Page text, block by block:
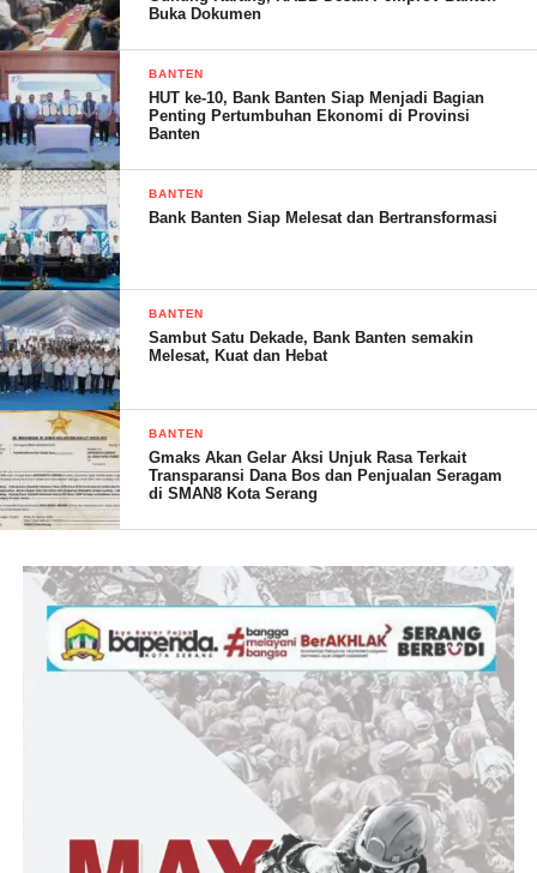
kerja agar dapat dilayani.
“Iya silahkan bapak (red-media) datang di hari kerja, kami layani
senin jam 1, ditunggu di Desa. Bukan tidak bisa menjelaskan,
tapi lebih jelas silahkan datang di hari kerja untuk konfirmasi,
kami layani,” katanya.
Sebelumnya diketahui, para penerima mendapatkan dana insentif
sebesar Rp150.000 per bulan, yang dibayarkan setiap empat
bulan sekali melalui Pemerintah Desa, dimana satu kali
pencairan penerima mendapat uang sebesar Rp600.000.
Salah seorang penerima dana insentif di Desa Munjul yang
enggan disebutkan namanya mengatakan, ketika Desa Munjul
masih dipimpin Kepala Desa definitif, telah disepakati adanya
iuran dari masing-masing penerima sebesar Rp50.000, untuk
pembayaran BPJS, dan lainnya.
Namun, ia menjelaskan sejak digantikan oleh Pjs Kepala Desa,
jumlah potongan bertambah menjadi Rp80.000, namun tanpa
adanya musyawarah, sehingga uang potongan sebesar Rp30.000
tidak jelas peruntukannya.
“Biasanya kami menerima Rp550.000, tapi itu hasil kesepakatan
untuk memudahkan bayar iuran BPJS kita para penerima. Tapi,
semenjak Pjs Kades, kok uang yang kami terima hanya sebesar
Rp520.000 tanpa musyawarah. Jadi, untuk apa lagi yang
Rp30.000 nya ini,” ujarnya, Minggu (10/11/2024).
Ia mengaku, Pjs Kades terkesan sewenang-wenang terhadap
Buka Dokumen
BANTEN
HUT ke-10, Bank Banten Siap Menjadi Bagian
Penting Pertumbuhan Ekonomi di Provinsi
Banten
BANTEN
Bank Banten Siap Melesat dan Bertransformasi
BANTEN
Sambut Satu Dekade, Bank Banten semakin
Melesat, Kuat dan Hebat
BANTEN
Gmaks Akan Gelar Aksi Unjuk Rasa Terkait
Transparansi Dana Bos dan Penjualan Seragam
di SMAN8 Kota Serang